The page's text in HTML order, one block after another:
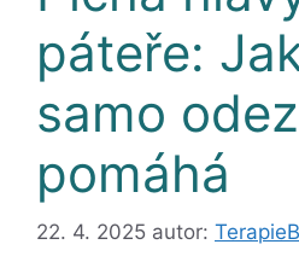
páteře:
samo
pomáhá
22. 4. 2025 autor: